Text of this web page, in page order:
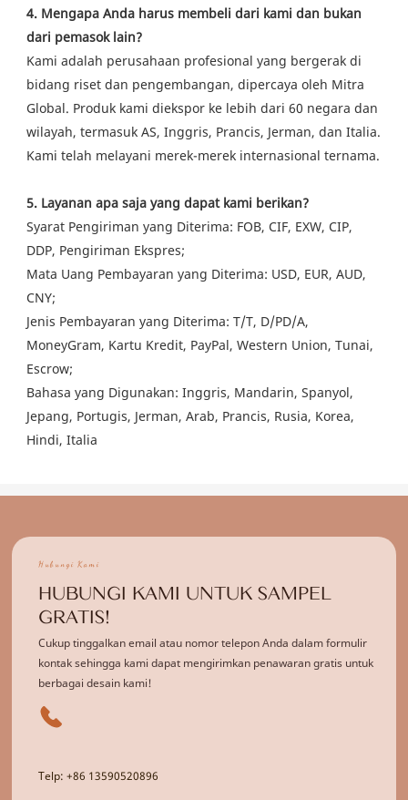
4. Mengapa Anda harus membeli dari kami dan bukan
dari pemasok lain?
Kami adalah perusahaan profesional yang bergerak di
bidang riset dan pengembangan, dipercaya oleh Mitra
Global. Produk kami diekspor ke lebih dari 60 negara dan
wilayah, termasuk AS, Inggris, Prancis, Jerman, dan Italia.
Kami telah melayani merek-merek internasional ternama.
5. Layanan apa saja yang dapat kami berikan?
Syarat Pengiriman yang Diterima: FOB, CIF, EXW, CIP,
DDP, Pengiriman Ekspres;
Mata Uang Pembayaran yang Diterima: USD, EUR, AUD,
CNY;
Jenis Pembayaran yang Diterima: T/T, D/PD/A,
MoneyGram, Kartu Kredit, PayPal, Western Union, Tunai,
Escrow;
Bahasa yang Digunakan: Inggris, Mandarin, Spanyol,
Jepang, Portugis, Jerman, Arab, Prancis, Rusia, Korea,
Hindi, Italia
Hubungi Kami
HUBUNGI KAMI UNTUK SAMPEL
GRATIS!
Cukup tinggalkan email atau nomor telepon Anda dalam formulir
kontak sehingga kami dapat mengirimkan penawaran gratis untuk
berbagai desain kami!
Telp: +86 13590520896